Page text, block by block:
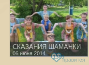
СКАЗАНИЯ ШАМАНКИ
06 июня 2014
1369нравится